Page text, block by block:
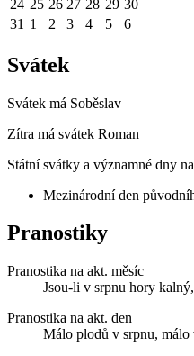
24 25 26 27 28 29 30
31 1 2 3 4 5 6
Svátek
Svátek má Soběslav
Zítra má svátek Roman
Státní svátky a významné dny
Mezinárodní den
Pranostiky
Pranostika na akt. měsíc
Jsou-li v srpnu hory
Pranostika na akt. den
Málo plodů v srpnu, málo